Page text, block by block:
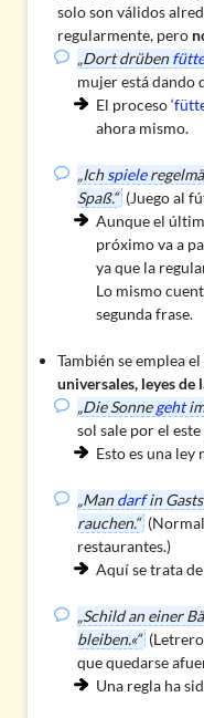
solo son válidos
regularmente, pero
„Dort drüben
mujer está dando
El proceso ‘
ahora mismo.
„Ichspiele
Spaß.“ (Juego al
Aunque el
próximo va a
ya que la
Lo mismo
segunda frase.
También se emplea
universales, leyes de
„Die Sonnegeht
sol sale por el
Esto es una ley
„Mandarfin
rauchen.“
restaurantes.)
Aquí se trata
„Schild an einer
bleiben.«“ (Letrero
que quedarse
Una regla ha